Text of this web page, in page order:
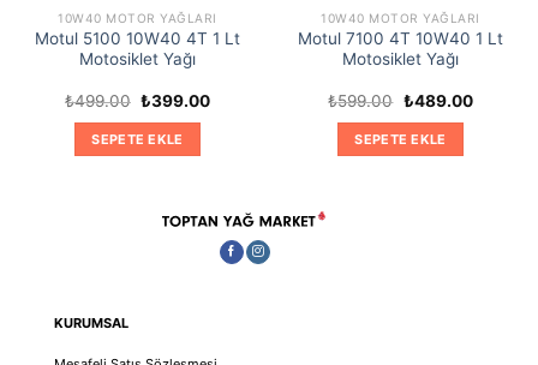
10W40 MOTOR YAĞLARI
Motul 5100 10W40 4T 1 Lt
Motosiklet Yağı
₺499.00 Orijinal
₺499.00.
₺399.00Şu
SEPETE EKLE
10W40 MOTOR YAĞLARI
Motul 7100 4T 10W40 1 Lt
Motosiklet Yağı
₺599.00 Orijinal
₺599.00.
₺489.00Şu
SEPETE EKLE
KURUMSAL